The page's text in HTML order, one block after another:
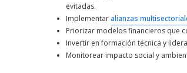
evitadas.
Implementar alianzas
Priorizar modelos financieros que
Invertir en formación técnica y
Monitorear impacto social y